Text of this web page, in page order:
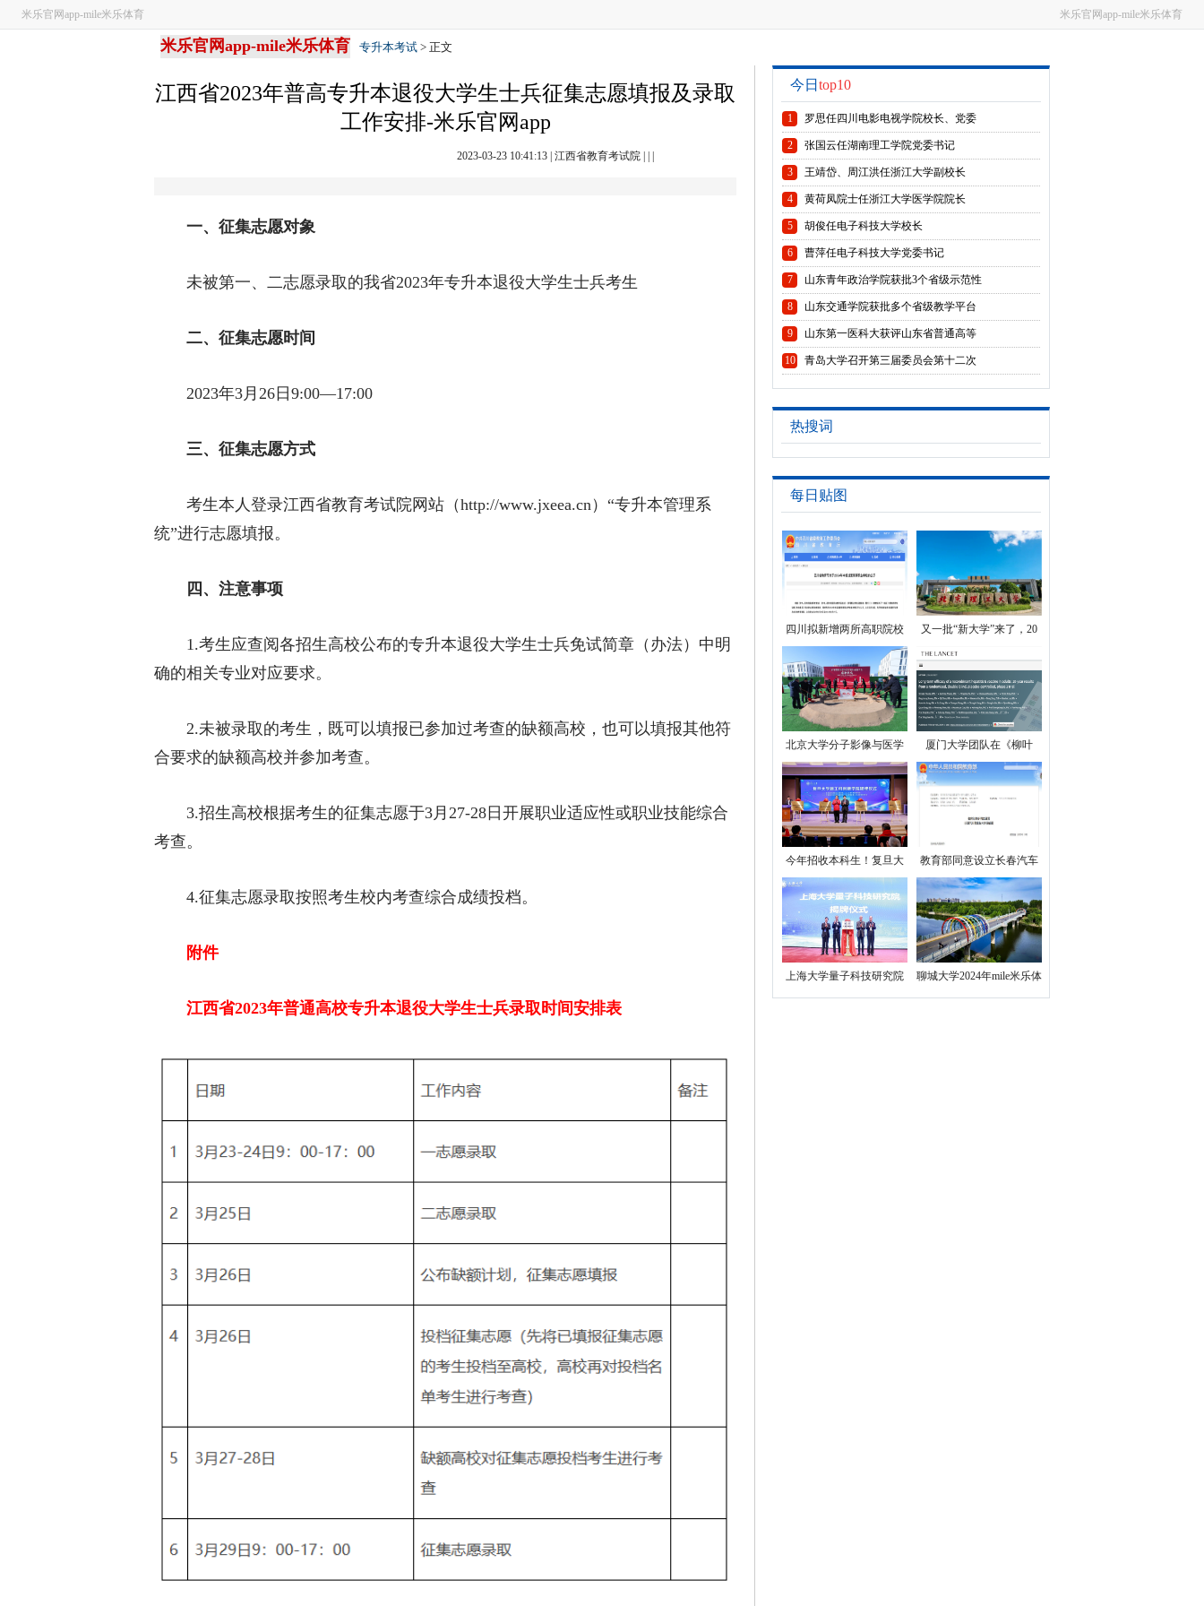
米乐官网app-mile米乐体育 米乐官网app-mile米乐体育
米乐官网app-mile米乐体育 专升本考试 > 正文
江西省2023年普高专升本退役大学生士兵征集志愿填报及录取
工作安排-米乐官网app
2023-03-23 10:41:13 江西省教育考试院
一、征集志愿对象
未被第一、二志愿录取的我省2023年专升本退役大学生士兵考生
二、征集志愿时间
2023年3月26日9:00—17:00
三、征集志愿方式
考生本人登录江西省教育考试院网站（http://www.jxeea.cn）“专升本管理系
统”进行志愿填报。
四、注意事项
1.考生应查阅各招生高校公布的专升本退役大学生士兵免试简章（办法）中明
确的相关专业对应要求。
2.未被录取的考生，既可以填报已参加过考查的缺额高校，也可以填报其他符
合要求的缺额高校并参加考查。
3.招生高校根据考生的征集志愿于3月27-28日开展职业适应性或职业技能综合
考查。
4.征集志愿录取按照考生校内考查综合成绩投档。
附件
江西省2023年普通高校专升本退役大学生士兵录取时间安排表
今日 top10
1 罗思任四川电影电视学院校长、党委
副书记
2 张国云任湖南理工学院党委书记
3 王靖岱、周江洪任浙江大学副校长
4 黄荷凤院士任浙江大学医学院院长
5 胡俊任电子科技大学校长
6 曹萍任电子科技大学党委书记
7 山东青年政治学院获批3个省级示范性
实习基地和2个省级实验教学示范中心
8 山东交通学院获批多个省级教学平台
项目
9 山东第一医科大获评山东省普通高等
学校实验教学示范中心
10 青岛大学召开第三届委员会第十二次
全体会议暨2024年春季学期中层研讨
班
热搜词
每日贴图
四川拟新增两所高职院校 又一批“新大学”来了，20
余所大学最快2024年招
生！
北京大学分子影像与医学
诊疗探针创新平台启动建
设
厦门大学团队在《柳叶
刀》发表全球唯一戊肝疫
苗的10年有效性监测结
果！
今年招收本科生！复旦大
学成立四大新工科创新学
院
教育部同意设立长春汽车
职业技术大学
上海大学量子科技研究院 聊城大学2024年mile米乐体